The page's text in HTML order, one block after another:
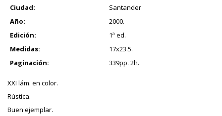
Ciudad:
Santander
Año:
2000.
Edición:
1ª ed.
Medidas:
17x23.5.
Paginación:
339pp. 2h.
XXI lám. en color.
Rústica.
Buen ejemplar.